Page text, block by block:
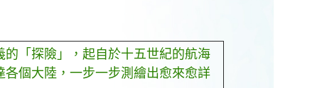
「探險」，起自於十五世紀的航海
個大陸，一步一步測繪出愈來愈詳